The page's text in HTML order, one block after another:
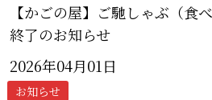
【かごの屋】ご馳しゃぶ（食
終了のお知らせ
2026年04月01日
お知らせ